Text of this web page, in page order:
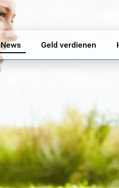
News Geld verdienen